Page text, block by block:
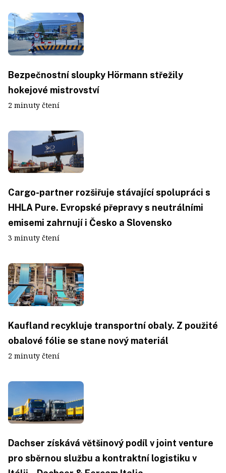
Bezpečnostní sloupky Hörmann střežily
hokejové mistrovství
2 minuty čtení
Cargo-partner rozšiřuje stávající spolupráci s
HHLA Pure. Evropské přepravy s neutrálními
emisemi zahrnují i Česko a Slovensko
3 minuty čtení
Kaufland recykluje transportní obaly. Z použité
obalové fólie se stane nový materiál
2 minuty čtení
Dachser získává většinový podíl v joint venture
pro sběrnou službu a kontraktní logistiku v